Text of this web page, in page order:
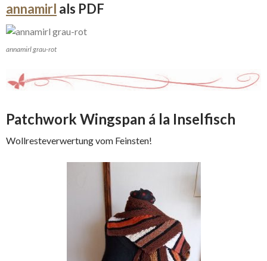
annamirl als PDF
annamirl grau-rot
Patchwork Wingspan á la Inselfisch
Wollresteverwertung vom Feinsten!